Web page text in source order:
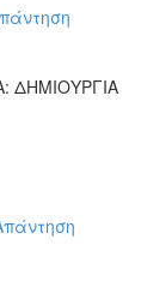
ΔΗΜΙΟΥΡΓΙΑ